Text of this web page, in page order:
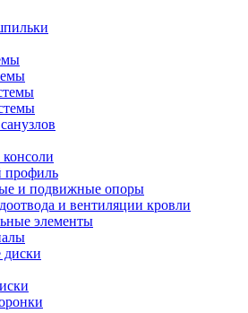
и подвижные опоры
и вентиляции кровли
элементы
диски